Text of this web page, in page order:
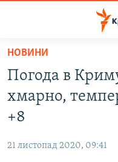
Перейти
основного
матеріалу
Перейти
основної
ВОДА.КРИМ
ВІДЕО ТА ФОТО
БЛОГИ
НОВИНИ
Погода в
хмарно,
+8
21 листопад 2020, 09:41